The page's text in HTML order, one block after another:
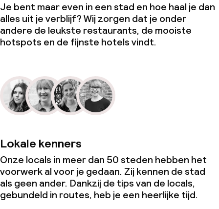
Je bent maar even in een stad en hoe haal je dan
alles uit je verblijf? Wij zorgen dat je onder
andere de leukste restaurants, de mooiste
hotspots en de fijnste hotels vindt.
Lokale kenners
Onze locals in meer dan 50 steden hebben het
voorwerk al voor je gedaan. Zij kennen de stad
als geen ander. Dankzij de tips van de locals,
gebundeld in routes, heb je een heerlijke tijd.